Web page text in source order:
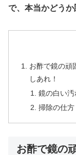
で、本当かどうか
お酢で鏡の頑
しあれ！
鏡の白い汚
掃除の仕方
お酢で鏡の